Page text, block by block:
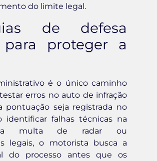
do limite legal.
de defesa
proteger a
é o único caminho
erros no auto de infração
pontuação seja registrada no
identificar falhas técnicas na
da multa de radar ou
legais, o motorista busca a
do processo antes que os